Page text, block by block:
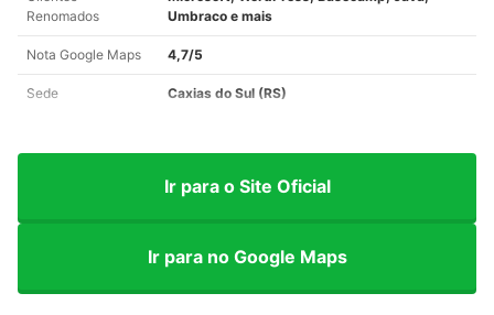
Renomados
Umbraco e mais
Nota Google Maps 4,7/5
Sede Caxias do Sul (RS)
Ir para o Site Oficial
Ir para no Google Maps